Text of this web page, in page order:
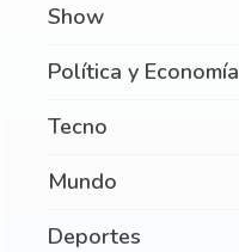
Show
Política y Economía
Tecno
Mundo
Deportes